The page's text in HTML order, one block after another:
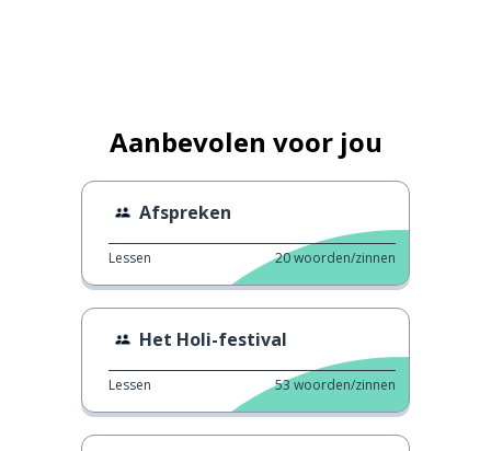
Aanbevolen voor jou
Afspreken
Lessen 20woorden/zinnen
Het Holi-festival
Lessen 53woorden/zinnen